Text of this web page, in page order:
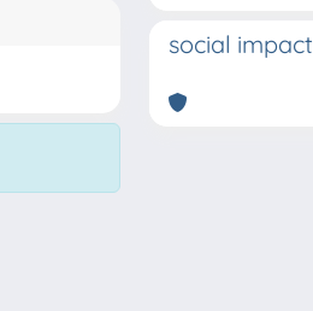
social impact